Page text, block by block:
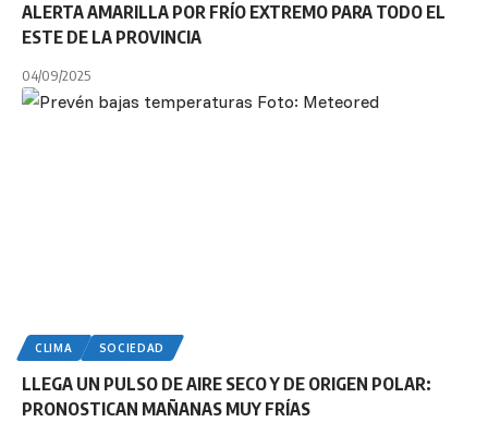
ALERTA AMARILLA POR FRÍO EXTREMO PARA TODO EL
ESTE DE LA PROVINCIA
04/09/2025
CLIMA SOCIEDAD
LLEGA UN PULSO DE AIRE SECO Y DE ORIGEN POLAR:
PRONOSTICAN MAÑANAS MUY FRÍAS